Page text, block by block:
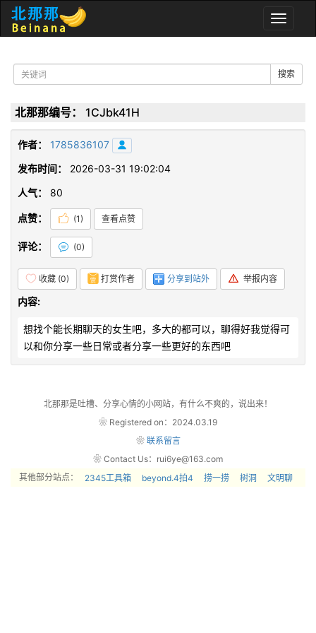
Toggle
搜索
北那那编号： 1CJbk41H
作者： 1785836107
发布时间：
2026-03-31 19:02:04
人气：
80
点赞： (1) 查看点赞
评论： (0)
收藏 (0) 打赏作者 分享到站外 举报内容
内容:
想找个能长期聊天的女生吧，多大的都可以，聊得好我觉得可
以和你分享一些日常或者分享一些更好的东西吧
北那那是吐槽、分享心情的小网站，有什么不爽的，说出来！
❀ Registered on：2024.03.19
❀ 联系留言
❀ Contact Us：rui6ye@163.com
其他部分站点：
2345工具箱 beyond.4拍4 捞一捞 树洞 文明聊